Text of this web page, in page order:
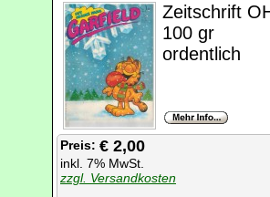
Zeitschrift
100 gr
ordentlich
Preis: € 2,00
inkl. 7% MwSt.
zzgl. Versandkosten